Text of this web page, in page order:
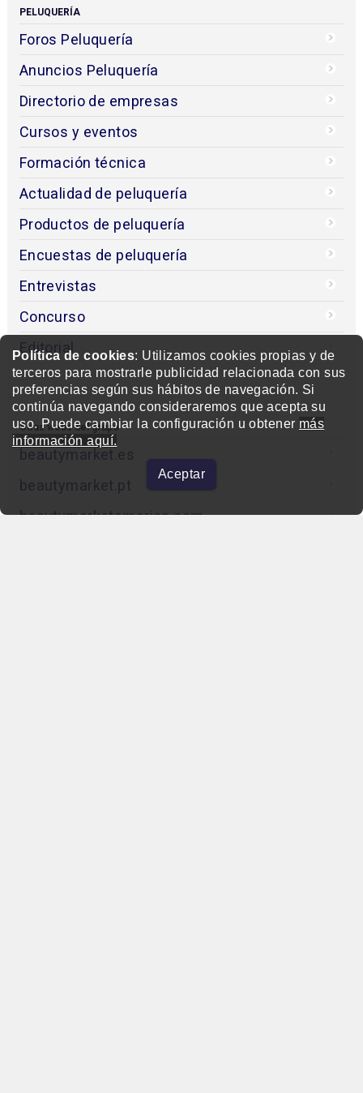
Política de cookies: Utilizamos cookies propias y de
terceros para mostrarle publicidad relacionada con sus
preferencias según sus hábitos de navegación. Si
continúa navegando consideraremos que acepta su
uso. Puede cambiar la configuración u obtener más
información aquí.
Aceptar
PELUQUERÍA
Foros Peluquería
Anuncios Peluquería
Directorio de empresas
Cursos y eventos
Formación técnica
Actualidad de peluquería
Productos de peluquería
Encuestas de peluquería
Entrevistas
Concurso
Editorial
Otras webs del grupo
beautymarket.es
beautymarket.pt
beautymarketamerica.com